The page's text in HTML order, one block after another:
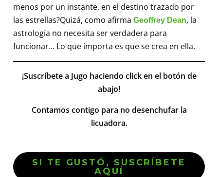
menos por un instante, en el destino trazado por
las estrellas?Quizá, como afirma Geoffrey Dean, la
astrología no necesita ser verdadera para
funcionar… Lo que importa es que se crea en ella.
¡Suscríbete a Jugo haciendo click en el botón de
abajo!
Contamos contigo para no desenchufar la
licuadora.
SI TE GUSTÓ, SUSCRÍBETE
AQUÍ